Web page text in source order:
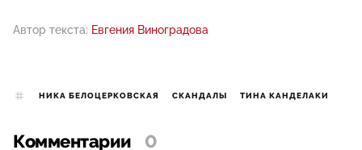
Автор текста: Евгения Виноградова
НИКА БЕЛОЦЕРКОВСКАЯ СКАНДАЛЫ ТИНА КАНДЕЛАКИ
Комментарии 0